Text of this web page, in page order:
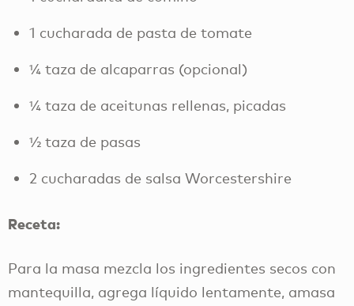
1 cucharada de pasta de tomate
¼ taza de alcaparras (opcional)
¼ taza de aceitunas rellenas, picadas
½ taza de pasas
2 cucharadas de salsa Worcestershire
Receta:
Para la masa mezcla los ingredientes secos con
mantequilla, agrega líquido lentamente, amasa